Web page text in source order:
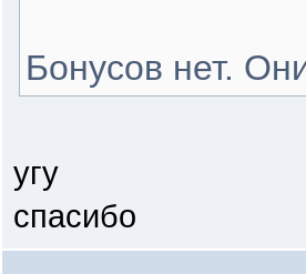
Бонусов нет.
угу
спасибо